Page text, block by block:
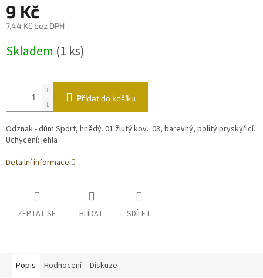
9 Kč
7,44 Kč bez DPH
cena:
Skladem (1 ks)
Přidat do košíku
Odznak - dům Sport, hnědý. 01 žlutý kov. 03, barevný, politý pryskyřicí.
Uchycení: jehla
Detailní informace
ZEPTAT SE HLÍDAT SDÍLET
Popis Hodnocení Diskuze